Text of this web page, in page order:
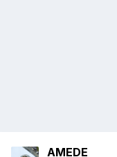
AMEDE